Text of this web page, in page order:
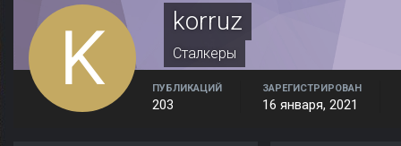
korruz
Сталкеры
ПУБЛИКАЦИЙ
203
ЗАРЕГИСТРИРОВАН
16 января, 2021